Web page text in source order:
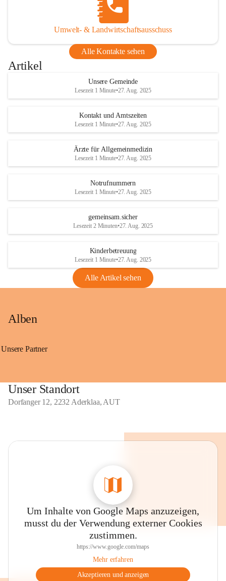
Umwelt- & Landwirtschaftsausschuss
Alle Kontakte sehen
Artikel
Unsere Gemeinde
Lesezeit 1 Minute•27. Aug. 2025
Kontakt und Amtszeiten
Lesezeit 1 Minute•27. Aug. 2025
Ärzte für Allgemeinmedizin
Lesezeit 1 Minute•27. Aug. 2025
Notrufnummern
Lesezeit 1 Minute•27. Aug. 2025
gemeinsam.sicher
Lesezeit 2 Minuten•27. Aug. 2025
Kinderbetreuung
Lesezeit 1 Minute•27. Aug. 2025
Alle Artikel sehen
Alben
Unsere Partner
Unser Standort
Dorfanger 12, 2232 Aderklaa, AUT
Um Inhalte von Google Maps anzuzeigen,
musst du der Verwendung externer Cookies
zustimmen.
https://www.google.com/maps
Mehr erfahren
Akzeptieren und anzeigen